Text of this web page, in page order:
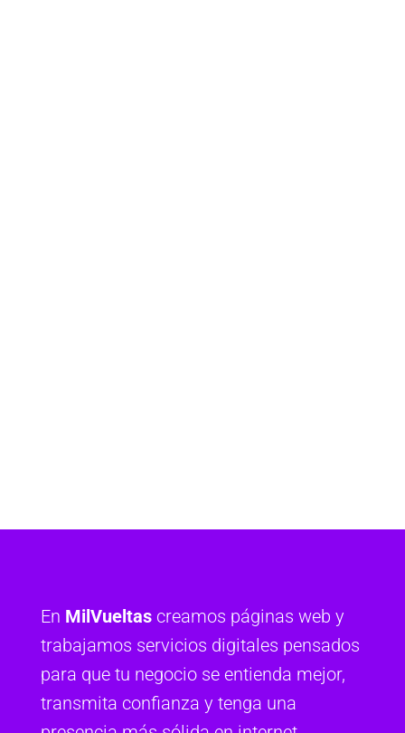
En MilVueltascreamos páginas web y
trabajamos servicios digitales pensados
para que tu negocio se entienda mejor,
transmita confianza y tenga una